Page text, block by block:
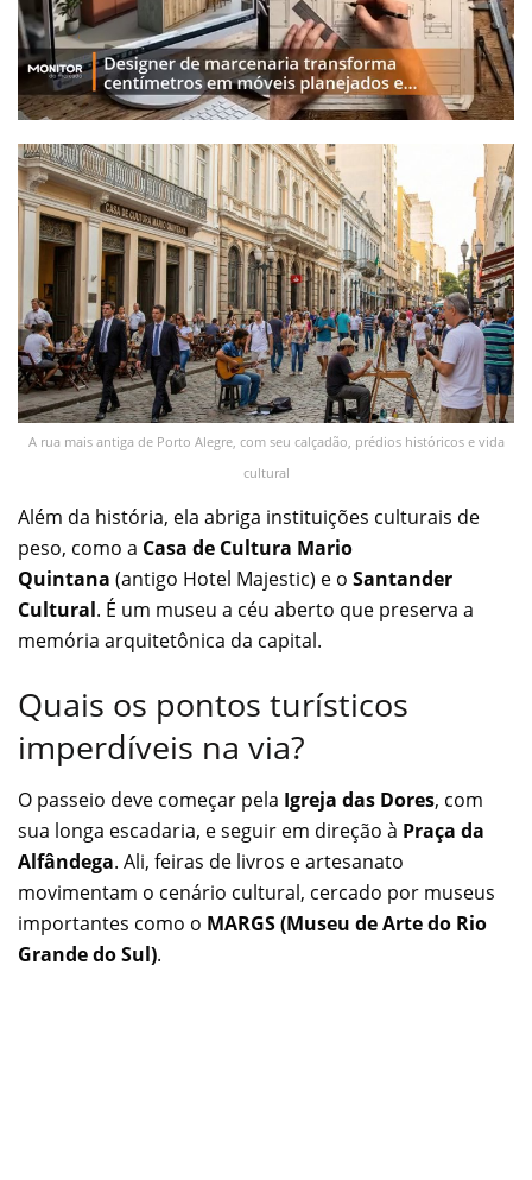
A rua mais antiga de Porto Alegre, com seu calçadão, prédios históricos e vida
cultural
Além da história, ela abriga instituições culturais de
peso, como a Casa de Cultura Mario
Quintana (antigo Hotel Majestic) e o Santander
Cultural. É um museu a céu aberto que preserva a
memória arquitetônica da capital.
Quais os pontos turísticos
imperdíveis na via?
O passeio deve começar pela Igreja das Dores, com
sua longa escadaria, e seguir em direção à Praça da
Alfândega. Ali, feiras de livros e artesanato
movimentam o cenário cultural, cercado por museus
importantes como o MARGS (Museu de Arte do Rio
Grande do Sul).